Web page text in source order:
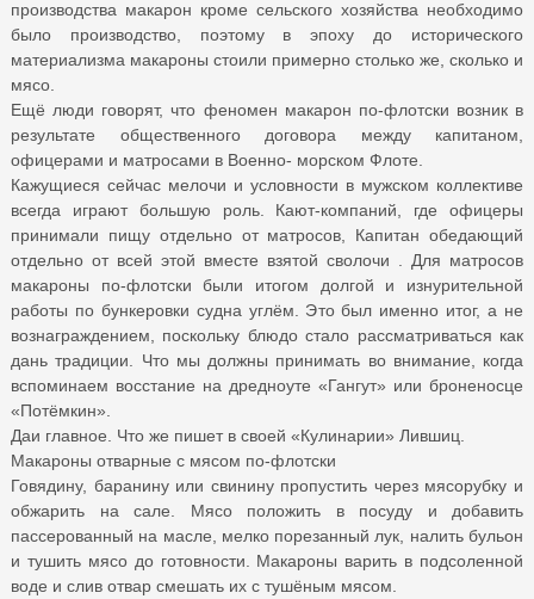
производства макарон кроме сельского хозяйства необходимо
было производство, поэтому в эпоху до исторического
материализма макароны стоили примерно столько же, сколько и
мясо.
Ещё люди говорят, что феномен макарон по-флотски возник в
результате общественного договора между капитаном,
офицерами и матросами в Военно- морском Флоте.
Кажущиеся сейчас мелочи и условности в мужском коллективе
всегда играют большую роль. Кают-компаний, где офицеры
принимали пищу отдельно от матросов, Капитан обедающий
отдельно от всей этой вместе взятой сволочи . Для матросов
макароны по-флотски были итогом долгой и изнурительной
работы по бункеровки судна углём. Это был именно итог, а не
вознаграждением, поскольку блюдо стало рассматриваться как
дань традиции. Что мы должны принимать во внимание, когда
вспоминаем восстание на дредноуте «Гангут» или броненосце
«Потёмкин».
Даи главное. Что же пишет в своей «Кулинарии» Лившиц.
Макароны отварные с мясом по-флотски
Говядину, баранину или свинину пропустить через мясорубку и
обжарить на сале. Мясо положить в посуду и добавить
пассерованный на масле, мелко порезанный лук, налить бульон
и тушить мясо до готовности. Макароны варить в подсоленной
воде и слив отвар смешать их с тушёным мясом.